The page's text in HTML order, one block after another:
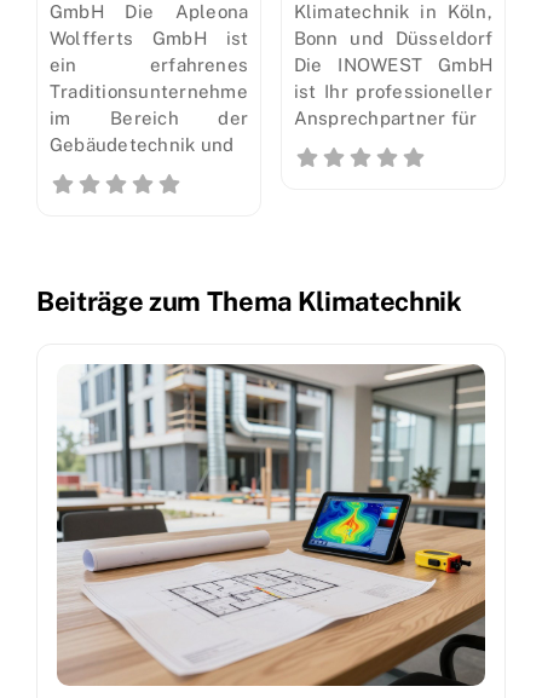
GmbH Die Apleona
Wolfferts GmbH ist
ein erfahrenes
Traditionsunternehmen
im Bereich der
Gebäudetechnik und
Klimatechnik in Köln,
Bonn und Düsseldorf
Die INOWEST GmbH
ist Ihr professioneller
Ansprechpartner für
Beiträge zum Thema Klimatechnik